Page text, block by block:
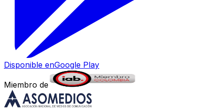
Disponible enGoogle Play
Miembro de